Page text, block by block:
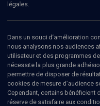
Ajouter Partager J’aime
légales.
Dans un souci d’amélioration
nous analysons nos audiences
utilisateur et des programmes
nécessite la plus grande
permettre de disposer de
cookies de mesure d’audience
Cependant, certains bénéficient
réserve de satisfaire aux